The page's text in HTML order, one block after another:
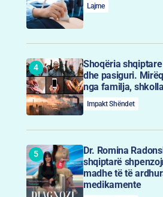
Lajme
Shoqëria
dhe pasiguri.
nga familja,
Impakt Shëndet
Dr. Romina
shqiptarë
madhe të të
medikamente